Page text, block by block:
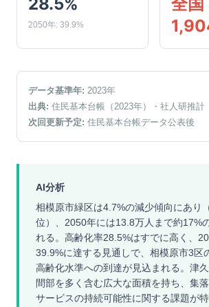
2050年: 39.9%
データ基準年: 2023年
出典: 住民基本台帳（2023年）
・社人研推計
次回更新予定: 住民基本台帳データ公表後
AI分析
相模原市緑区は4.7%の減少傾向にあり
位）、2050年には13.8万人まで約17%
れる。高齢化率28.5%はすでに高く、
39.9%に達する見通しで、相模原市3区
高齢化水準への到達が見込まれる。津
間部を多く含む広大な面積を持ち、集
サービスの持続可能性に関する課題が